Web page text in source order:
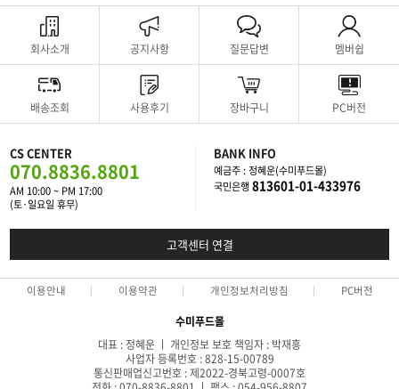
회사소개 공지사항 질문답변 멤버쉽
배송조회 사용후기 장바구니 PC버전
CS CENTER
070.8836.8801
AM 10:00 ~ PM 17:00
(토·일요일 휴무)
BANK INFO
예금주 : 정혜운(수미푸드몰)
국민은행 813601-01-433976
고객센터 연결
이용안내 이용약관 개인정보처리방침 PC버전
수미푸드몰
대표 : 정혜운 ㅣ 개인정보 보호 책임자 : 박재흥
사업자 등록번호 : 828-15-00789
통신판매업신고번호 : 제2022-경북고령-0007호